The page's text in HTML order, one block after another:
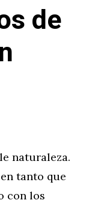
de
naturaleza.
tanto que
con los